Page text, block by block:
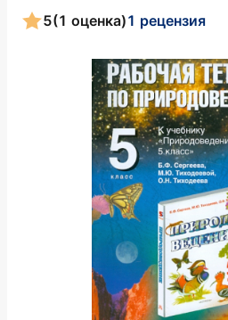
5(1 оценка)1 рецензия